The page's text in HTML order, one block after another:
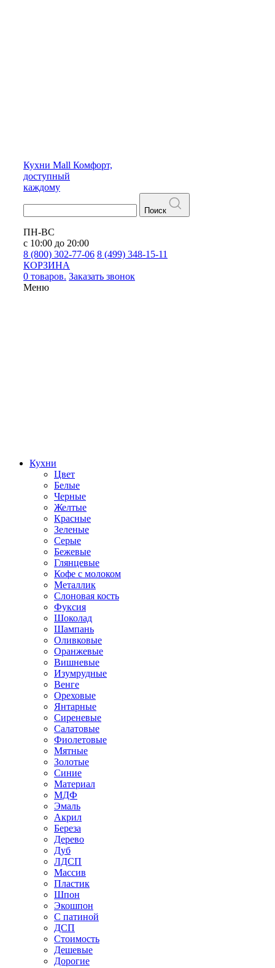
Кухни Mall Комфорт,
доступный
каждому
Поиск
ПН-ВС
с 10:00 до 20:00
8 (800) 302-77-06 8 (499) 348-15-11
КОРЗИНА
0 товаров. Заказать звонок
Меню
Кухни
Цвет
Белые
Черные
Желтые
Красные
Зеленые
Серые
Бежевые
Глянцевые
Кофе с молоком
Металлик
Слоновая кость
Фуксия
Шоколад
Шампань
Оливковые
Оранжевые
Вишневые
Изумрудные
Венге
Ореховые
Янтарные
Сиреневые
Салатовые
Фиолетовые
Мятные
Золотые
Синие
Материал
МДФ
Эмаль
Акрил
Береза
Дерево
Дуб
ЛДСП
Массив
Пластик
Шпон
Экошпон
С патиной
ДСП
Стоимость
Дешевые
Дорогие